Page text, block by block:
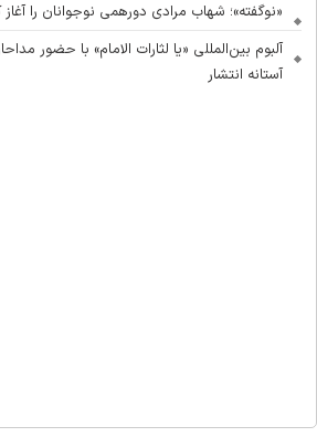
«نوگفته»؛ شهاب مرادی دورهمی نوجوانان را آغاز
آلبوم بین‌المللی «یا لثارات الامام» با حضور
آستانه انتشار